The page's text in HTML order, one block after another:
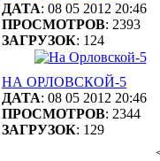
ДАТА: 08 05 2012 20:46
ПРОСМОТРОВ: 2393
ЗАГРУЗОК: 124
НА ОРЛОВСКОЙ-5
ДАТА: 08 05 2012 20:46
ПРОСМОТРОВ: 2344
ЗАГРУЗОК: 129